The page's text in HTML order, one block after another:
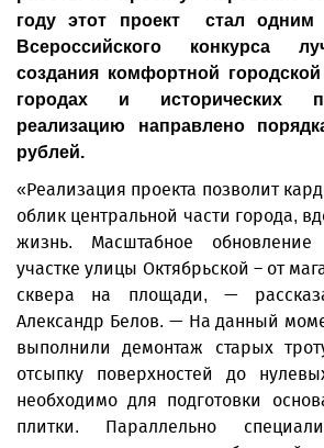
году этот проект стал одним
Всероссийского конкурса
создания комфортной
городах и исторических
реализацию направлено
рублей.
«Реализация проекта позволит
облик центральной части города,
жизнь. Масштабное обновление
участке улицы Октябрьской – от
сквера на площади, —
Александр Белов. — На данный
выполнили демонтаж старых
отсыпку поверхностей до
необходимо для подготовки
плитки. Параллельно